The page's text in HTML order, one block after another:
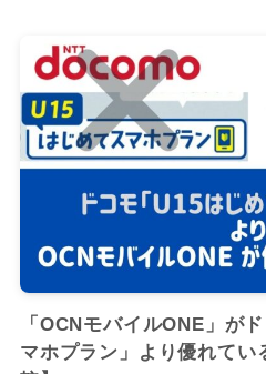
「OCNモバイルONE」が
マホプラン」より優れてい